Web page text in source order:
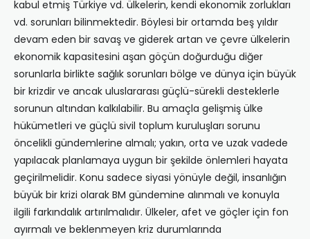
kabul etmiş Türkiye vd. ülkelerin, kendi ekonomik zorlukları
vd. sorunları bilinmektedir. Böylesi bir ortamda beş yıldır
devam eden bir savaş ve giderek artan ve çevre ülkelerin
ekonomik kapasitesini aşan göçün doğurduğu diğer
sorunlarla birlikte sağlık sorunları bölge ve dünya için büyük
bir krizdir ve ancak uluslararası güçlü-sürekli desteklerle
sorunun altından kalkılabilir. Bu amaçla gelişmiş ülke
hükümetleri ve güçlü sivil toplum kuruluşları sorunu
öncelikli gündemlerine almalı; yakın, orta ve uzak vadede
yapılacak planlamaya uygun bir şekilde önlemleri hayata
geçirilmelidir. Konu sadece siyasi yönüyle değil, insanlığın
büyük bir krizi olarak BM gündemine alınmalı ve konuyla
ilgili farkındalık artırılmalıdır. Ülkeler, afet ve göçler için fon
ayırmalı ve beklenmeyen kriz durumlarında